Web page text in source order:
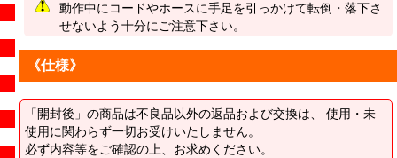
動作中にコードやホースに手足を引っかけて転倒・落下さ
せないよう十分にご注意下さい。
《仕様》
「開封後」の商品は不良品以外の返品および交換は、 使用・未
使用に関わらず一切お受けいたしません。
必ず内容等をご確認の上、お求めください。